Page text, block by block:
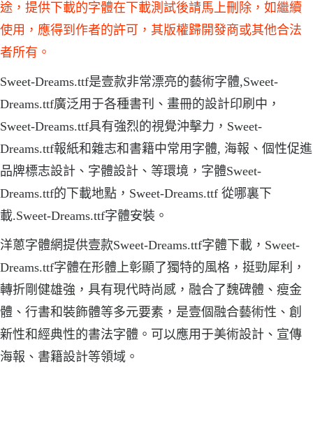
途，提供下載的字體在下載測試後請馬上刪除，如繼續
使用，應得到作者的許可，其版權歸開發商或其他合法
者所有。
Sweet-Dreams.ttf是壹款非常漂亮的藝術字體,Sweet-
Dreams.ttf廣泛用于各種書刊、畫冊的設計印刷中，
Sweet-Dreams.ttf具有強烈的視覺沖擊力，Sweet-
Dreams.ttf報紙和雜志和書籍中常用字體, 海報、個性促進
品牌標志設計、字體設計、等環境，字體Sweet-
Dreams.ttf的下載地點，Sweet-Dreams.ttf 從哪裏下
載.Sweet-Dreams.ttf字體安裝。
洋蔥字體網提供壹款Sweet-Dreams.ttf字體下載，Sweet-
Dreams.ttf字體在形體上彰顯了獨特的風格，挺勁犀利，
轉折剛健雄強，具有現代時尚感，融合了魏碑體、瘦金
體、行書和裝飾體等多元要素，是壹個融合藝術性、創
新性和經典性的書法字體。可以應用于美術設計、宣傳
海報、書籍設計等領域。